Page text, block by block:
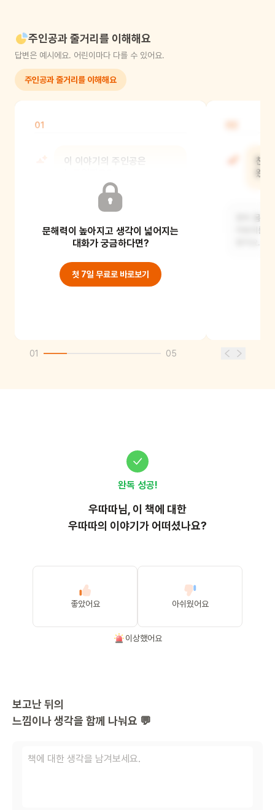
주인공과 줄거리를 이해해요
답변은 예시에요. 어린이마다 다를 수 있어요.
주인공과 줄거리를 이해해요
01
이 이야기의 주인공은
만나는 '찬이'예요.
문해력이 높아지고 생각이 넓어지는
대화가 궁금하다면?
첫 7일 무료로 바로보기
찬
왔
찬이 몸이
아토피를
01 05
완독 성공!
우따따님, 이 책에 대한
우따따의 이야기가 어떠셨나요?
좋았어요 아쉬웠어요
이상했어요
보고난 뒤의
느낌이나 생각을 함께 나눠요 💬